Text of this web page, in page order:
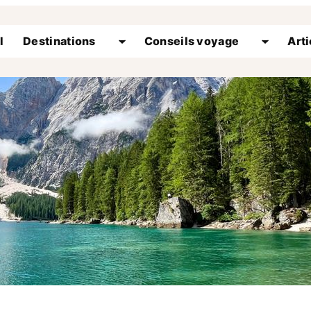
Destinations Conseils voyage